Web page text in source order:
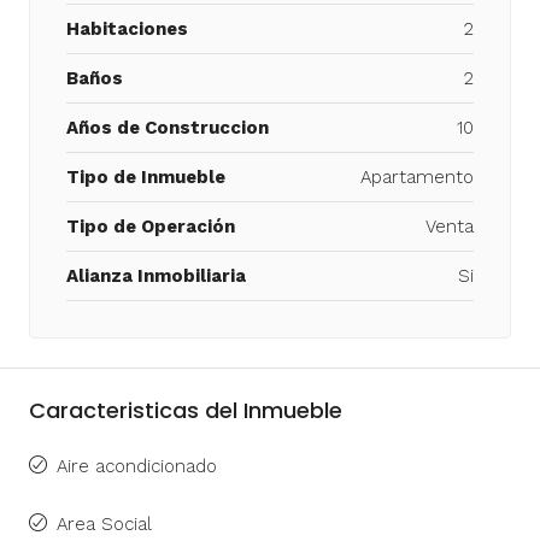
Habitaciones 2
Baños 2
Años de Construccion 10
Tipo de Inmueble Apartamento
Tipo de Operación Venta
Alianza Inmobiliaria Si
Caracteristicas del Inmueble
Aire acondicionado
Area Social